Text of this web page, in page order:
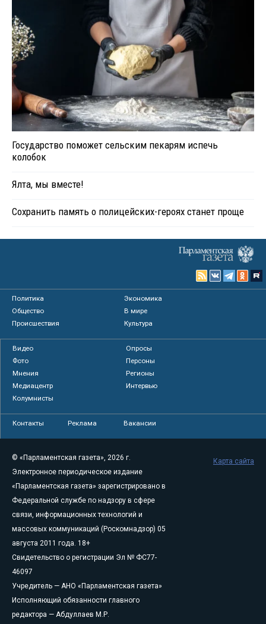
Государство поможет сельским пекарям испечь
колобок
Ялта, мы вместе!
Сохранить память о полицейских-героях станет проще
Политика
Экономика
Общество
В мире
Происшествия
Культура
Видео
Опросы
Фото
Персоны
Мнения
Регионы
Медиацентр
Интервью
Колумнисты
Контакты Реклама Вакансии
© «Парламентская газета», 2026 г.
Электронное периодическое издание
«Парламентская газета» зарегистрировано в
Федеральной службе по надзору в сфере
связи, информационных технологий и
массовых коммуникаций (Роскомнадзор) 05
августа 2011 года. 18+
Свидетельство о регистрации Эл № ФС77-
46097
Учредитель — АНО «Парламентская газета»
Исполняющий обязанности главного
редактора — Абдуллаев М.Р.
Карта сайта